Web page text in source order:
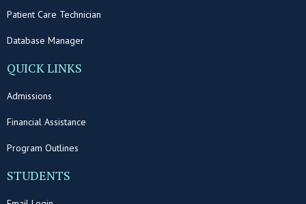
Patient Care Technician
Database Manager
QUICK LINKS
Admissions
Financial Assistance
Program Outlines
STUDENTS